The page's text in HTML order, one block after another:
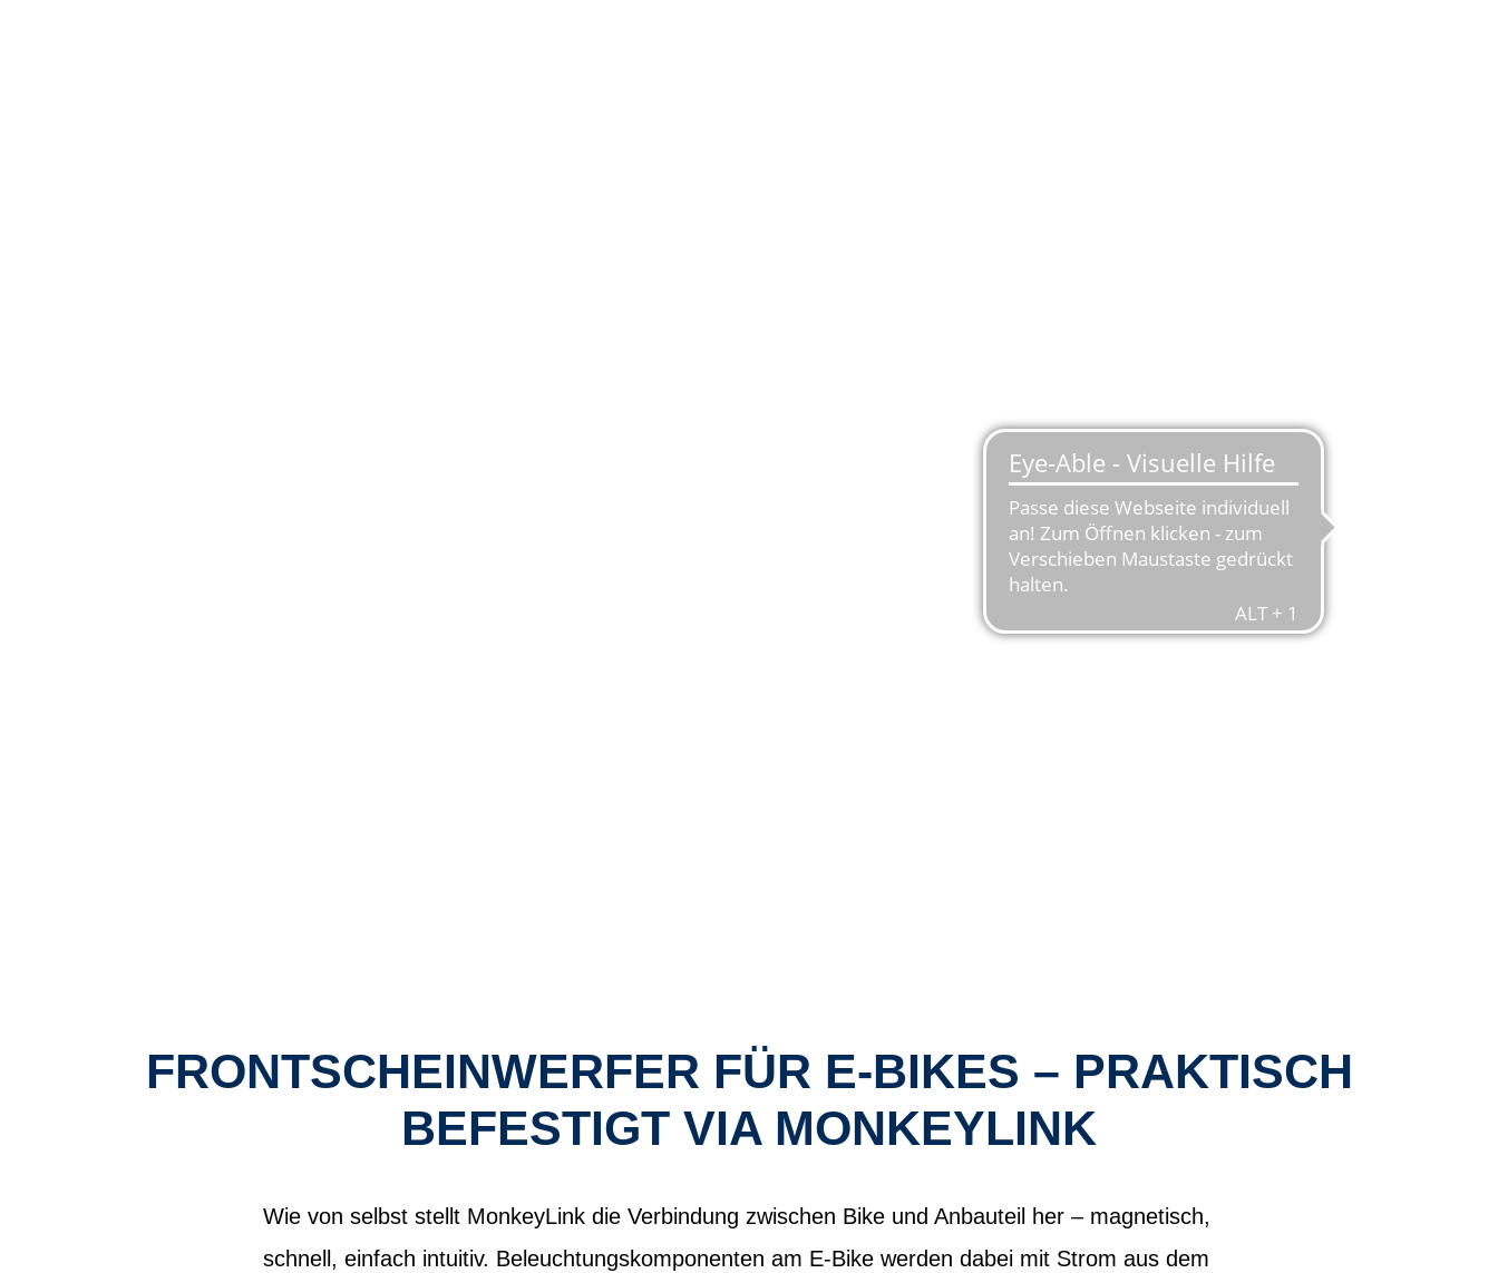
FRONTSCHEINWERFER FÜR E-BIKES – PRAKTISCH
BEFESTIGT VIA MONKEYLINK
Wie von selbst stellt MonkeyLink die Verbindung zwischen Bike und Anbauteil her – magnetisch,
schnell, einfach intuitiv. Beleuchtungskomponenten am E-Bike werden dabei mit Strom aus dem